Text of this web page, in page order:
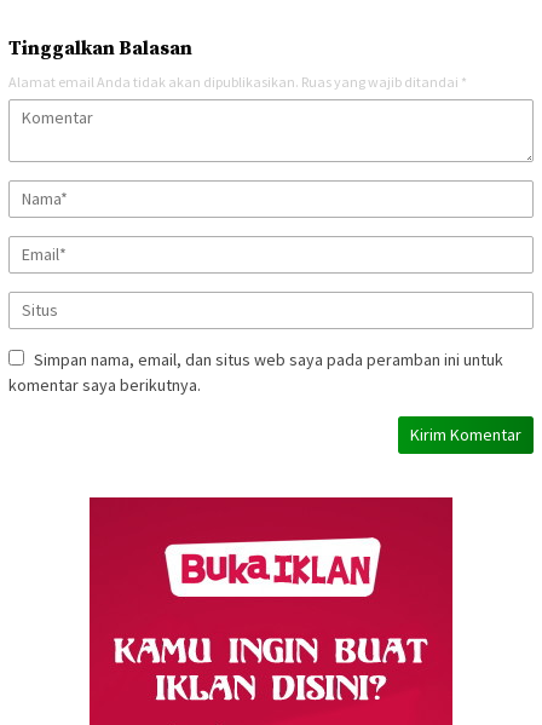
Tinggalkan Balasan
Alamat email Anda tidak akan dipublikasikan. Ruas yang wajib ditandai *
Simpan nama, email, dan situs web saya pada peramban ini untuk
komentar saya berikutnya.